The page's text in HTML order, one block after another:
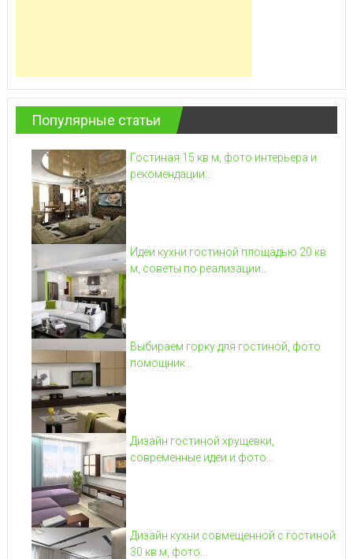
Популярные статьи
Гостиная 15 кв м, фото интерьера и
рекомендации...
Идеи кухни гостиной площадью 20 кв
м, советы по реализации...
Выбираем горку для гостиной, фото
помощник...
Дизайн гостиной хрущевки,
современные идеи и фото...
Дизайн кухни совмещенной с гостиной
30 кв м, фото...